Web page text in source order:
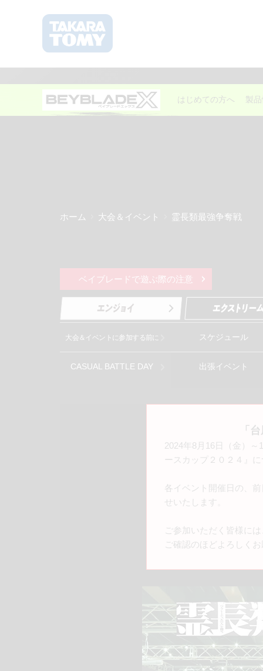
はじめての方へ 製
ホーム 大会＆イベント 霊長類最強争奪戦
ベイブレードで遊ぶ際の注意
大会＆イベントに参加する前に スケジュール
CASUAL BATTLE DAY 出張イベント
「
2024年8月16日（金）
ースカップ２０２４』
各イベント開催日の、
せいたします。
ご参加いただく皆様に
ご確認のほどよろしく